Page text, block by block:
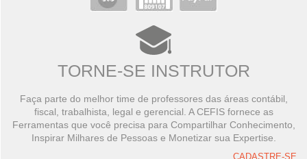
TORNE-SE INSTRUTOR
Faça parte do melhor time de professores das áreas contábil,
fiscal, trabalhista, legal e gerencial. A CEFIS fornece as
Ferramentas que você precisa para Compartilhar Conhecimento,
Inspirar Milhares de Pessoas e Monetizar sua Expertise.
CADASTRE-SE